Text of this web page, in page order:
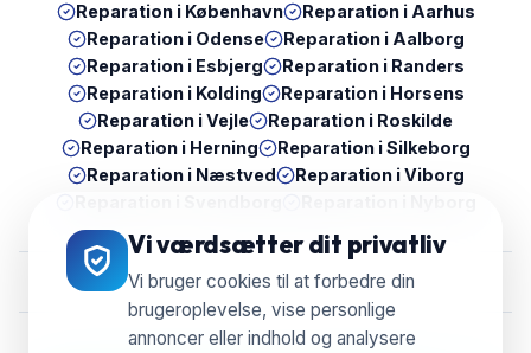
Vi værdsætter dit privatliv
Vi bruger cookies til at forbedre din
brugeroplevelse, vise personlige
annoncer eller indhold og analysere
Reparation i København Reparation i Aarhus
Reparation i Odense Reparation i Aalborg
Reparation i Esbjerg Reparation i Randers
Reparation i Kolding Reparation i Horsens
Reparation iVejle Reparation i Roskilde
Reparation i Herning Reparation i Silkeborg
Reparation i Næstved Reparation i Viborg